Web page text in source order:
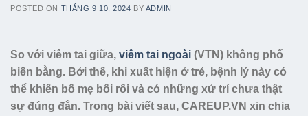
POSTED ON THÁNG 9 10, 2024 BY ADMIN
So với viêm tai giữa, viêm tai ngoài (VTN) không phổ
biến bằng. Bởi thế, khi xuất hiện ở trẻ, bệnh lý này có
thể khiến bố mẹ bối rối và có những xử trí chưa thật
sự đúng đắn. Trong bài viết sau, CAREUP.VN xin chia